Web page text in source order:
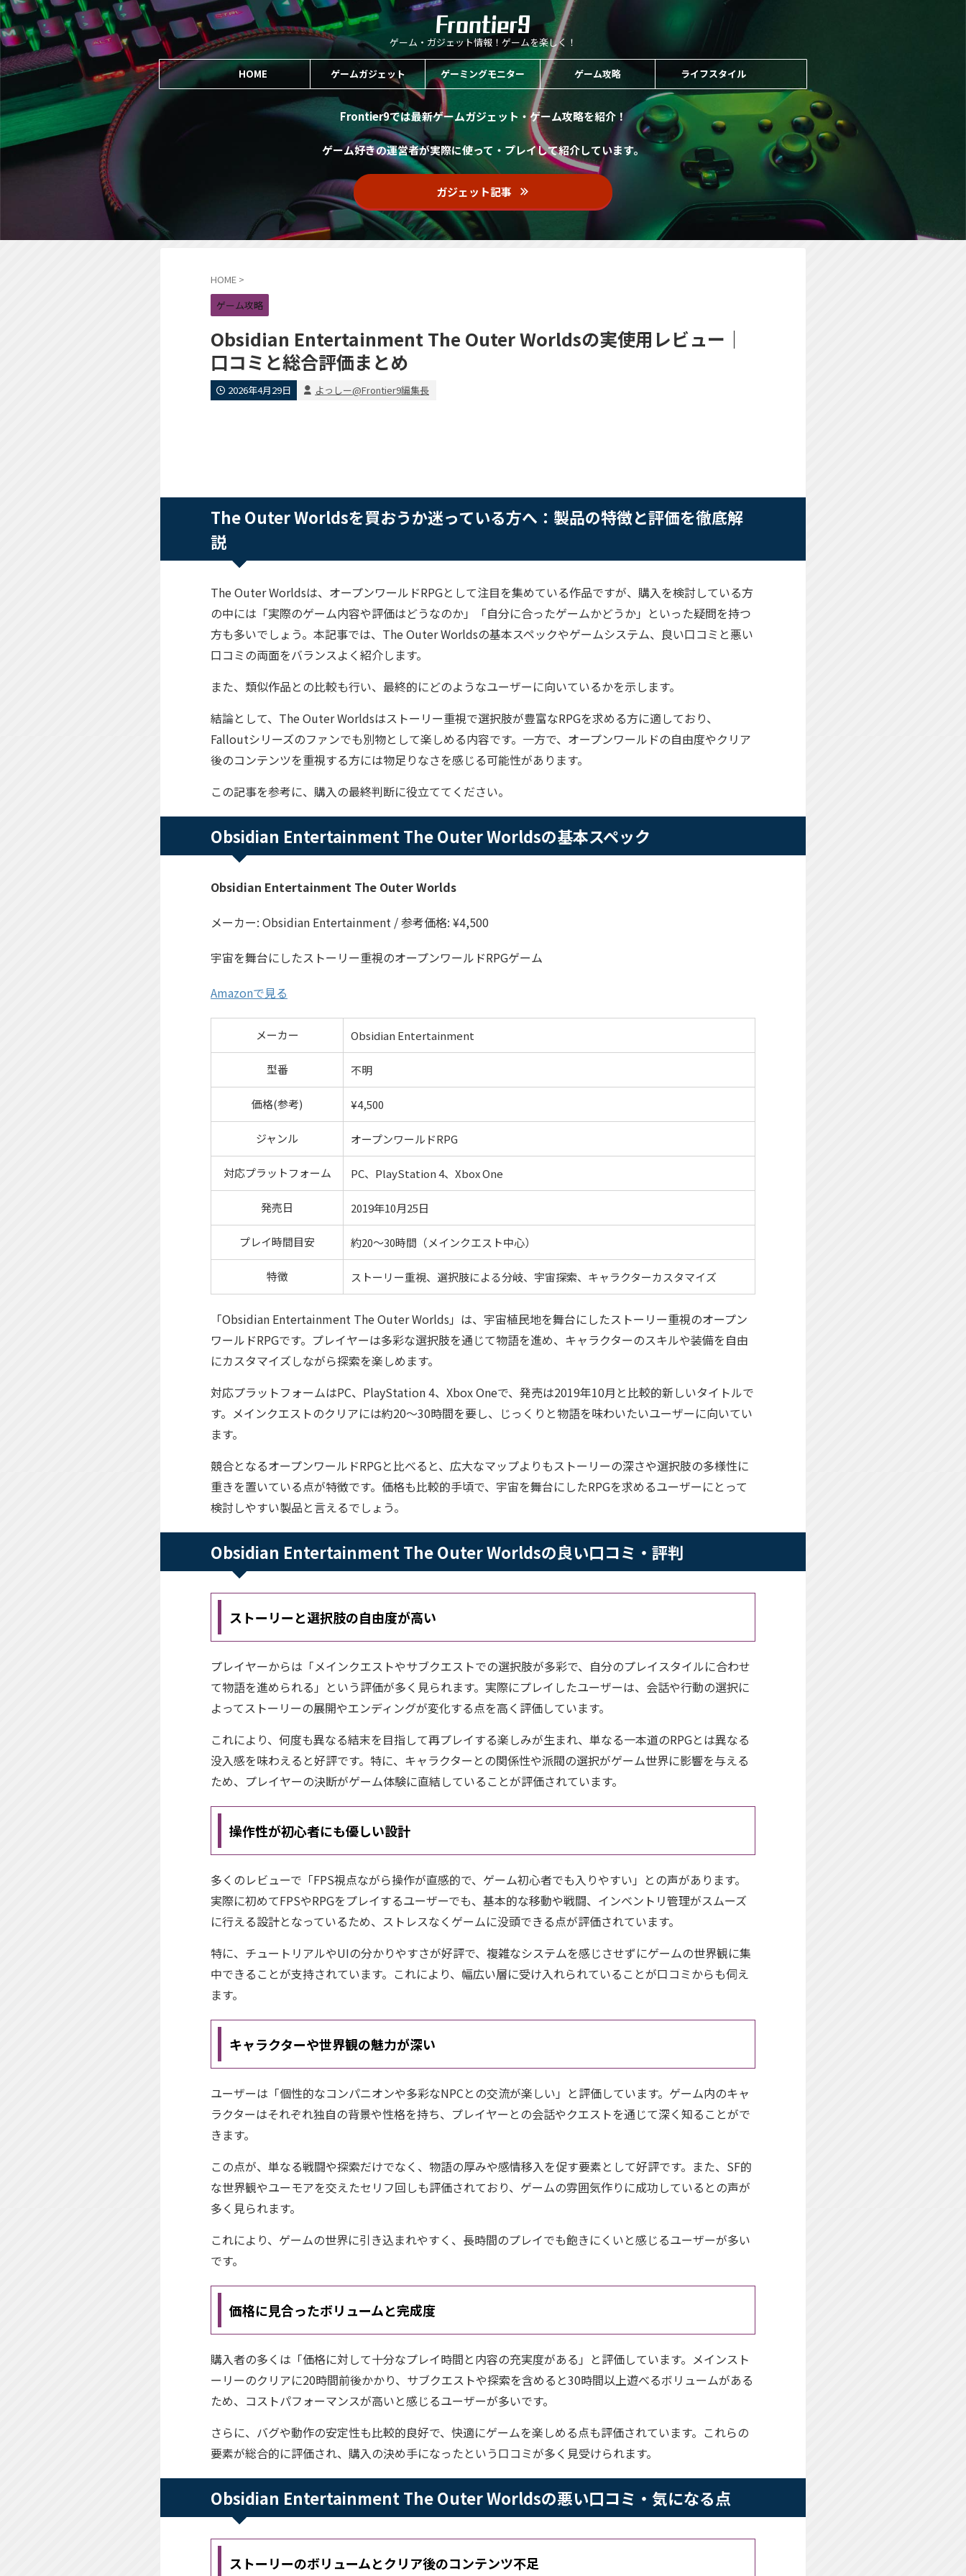
ゲーム・ガジェット情報！ゲームを楽しく！
HOME ゲームガジェット ゲーミングモニター ゲーム攻略 ライフスタイル
Frontier9では最新ゲームガジェット・ゲーム攻略を紹介！
ゲーム好きの運営者が実際に使って・プレイして紹介しています。
ガジェット記事
HOME >
ゲーム攻略
Obsidian Entertainment The Outer Worldsの実使用レビュー｜
口コミと総合評価まとめ
2026年4月29日 よっしー@Frontier9編集長
The Outer Worldsを買おうか迷っている方へ：製品の特徴と評価を徹底解
説
The Outer Worldsは、オープンワールドRPGとして注目を集めている作品ですが、購入を検討している方
の中には「実際のゲーム内容や評価はどうなのか」「自分に合ったゲームかどうか」といった疑問を持つ
方も多いでしょう。本記事では、The Outer Worldsの基本スペックやゲームシステム、良い口コミと悪い
口コミの両面をバランスよく紹介します。
また、類似作品との比較も行い、最終的にどのようなユーザーに向いているかを示します。
結論として、The Outer Worldsはストーリー重視で選択肢が豊富なRPGを求める方に適しており、
Falloutシリーズのファンでも別物として楽しめる内容です。一方で、オープンワールドの自由度やクリア
後のコンテンツを重視する方には物足りなさを感じる可能性があります。
この記事を参考に、購入の最終判断に役立ててください。
Obsidian Entertainment The Outer Worldsの基本スペック
Obsidian Entertainment The Outer Worlds
メーカー: Obsidian Entertainment / 参考価格: ¥4,500
宇宙を舞台にしたストーリー重視のオープンワールドRPGゲーム
Amazonで見る
メーカー Obsidian Entertainment
型番 不明
価格(参考) ¥4,500
ジャンル オープンワールドRPG
対応プラットフォーム PC、PlayStation 4、Xbox One
発売日 2019年10月25日
プレイ時間目安 約20〜30時間（メインクエスト中心）
特徴 ストーリー重視、選択肢による分岐、宇宙探索、キャラクターカスタマイズ
「Obsidian Entertainment The Outer Worlds」は、宇宙植民地を舞台にしたストーリー重視のオープン
ワールドRPGです。プレイヤーは多彩な選択肢を通じて物語を進め、キャラクターのスキルや装備を自由
にカスタマイズしながら探索を楽しめます。
対応プラットフォームはPC、PlayStation 4、Xbox Oneで、発売は2019年10月と比較的新しいタイトルで
す。メインクエストのクリアには約20〜30時間を要し、じっくりと物語を味わいたいユーザーに向いてい
ます。
競合となるオープンワールドRPGと比べると、広大なマップよりもストーリーの深さや選択肢の多様性に
重きを置いている点が特徴です。価格も比較的手頃で、宇宙を舞台にしたRPGを求めるユーザーにとって
検討しやすい製品と言えるでしょう。
Obsidian Entertainment The Outer Worldsの良い口コミ・評判
ストーリーと選択肢の自由度が高い
プレイヤーからは「メインクエストやサブクエストでの選択肢が多彩で、自分のプレイスタイルに合わせ
て物語を進められる」という評価が多く見られます。実際にプレイしたユーザーは、会話や行動の選択に
よってストーリーの展開やエンディングが変化する点を高く評価しています。
これにより、何度も異なる結末を目指して再プレイする楽しみが生まれ、単なる一本道のRPGとは異なる
没入感を味わえると好評です。特に、キャラクターとの関係性や派閥の選択がゲーム世界に影響を与える
ため、プレイヤーの決断がゲーム体験に直結していることが評価されています。
操作性が初心者にも優しい設計
多くのレビューで「FPS視点ながら操作が直感的で、ゲーム初心者でも入りやすい」との声があります。
実際に初めてFPSやRPGをプレイするユーザーでも、基本的な移動や戦闘、インベントリ管理がスムーズ
に行える設計となっているため、ストレスなくゲームに没頭できる点が評価されています。
特に、チュートリアルやUIの分かりやすさが好評で、複雑なシステムを感じさせずにゲームの世界観に集
中できることが支持されています。これにより、幅広い層に受け入れられていることが口コミからも伺え
ます。
キャラクターや世界観の魅力が深い
ユーザーは「個性的なコンパニオンや多彩なNPCとの交流が楽しい」と評価しています。ゲーム内のキャ
ラクターはそれぞれ独自の背景や性格を持ち、プレイヤーとの会話やクエストを通じて深く知ることがで
きます。
この点が、単なる戦闘や探索だけでなく、物語の厚みや感情移入を促す要素として好評です。また、SF的
な世界観やユーモアを交えたセリフ回しも評価されており、ゲームの雰囲気作りに成功しているとの声が
多く見られます。
これにより、ゲームの世界に引き込まれやすく、長時間のプレイでも飽きにくいと感じるユーザーが多い
です。
価格に見合ったボリュームと完成度
購入者の多くは「価格に対して十分なプレイ時間と内容の充実度がある」と評価しています。メインスト
ーリーのクリアに20時間前後かかり、サブクエストや探索を含めると30時間以上遊べるボリュームがある
ため、コストパフォーマンスが高いと感じるユーザーが多いです。
さらに、バグや動作の安定性も比較的良好で、快適にゲームを楽しめる点も評価されています。これらの
要素が総合的に評価され、購入の決め手になったという口コミが多く見受けられます。
Obsidian Entertainment The Outer Worldsの悪い口コミ・気になる点
ストーリーのボリュームとクリア後のコンテンツ不足